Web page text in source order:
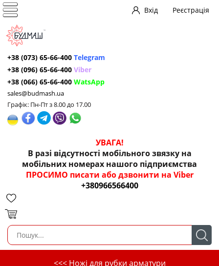
Вхід Реєстрація
+38 (073) 65-66-400 Telegram
+38 (096) 65-66-400 Viber
+38 (066) 65-66-400 WatsApp
sales@budmash.ua
Графік: Пн-Пт з 8.00 до 17.00
УВАГА!
В разі відсутності мобільного звязку на
мобільних номерах нашого підприємства
ПРОСИМО писати або дзвонити на Viber
+380966566400
<<< Ножі для рубки арматури